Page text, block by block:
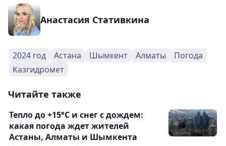
Анастасия Стативкина
2024 год Астана Шымкент Алматы
Погода
Казгидромет
Читайте также
Тепло до +15°С и снег с дождем:
какая погода ждет жителей
Астаны, Алматы и Шымкента